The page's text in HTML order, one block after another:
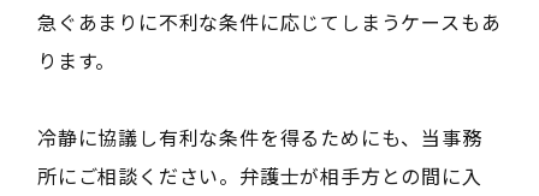
急ぐあまりに不利な条件に応じてしまうケースもあ
ります。
冷静に協議し有利な条件を得るためにも、当事務
所にご相談ください。弁護士が相手方との間に入